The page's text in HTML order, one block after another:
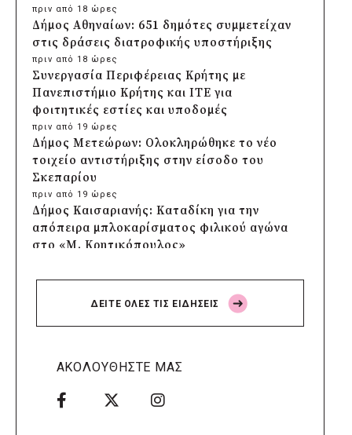
πριν από 18 ώρες
Δήμος Αθηναίων: 651 δημότες συμμετείχαν
στις δράσεις διατροφικής υποστήριξης
πριν από 18 ώρες
Συνεργασία Περιφέρειας Κρήτης με
Πανεπιστήμιο Κρήτης και ΙΤΕ για
φοιτητικές εστίες και υποδομές
πριν από 19 ώρες
Δήμος Μετεώρων: Ολοκληρώθηκε το νέο
τοιχείο αντιστήριξης στην είσοδο του
Σκεπαρίου
πριν από 19 ώρες
Δήμος Καισαριανής: Καταδίκη για την
απόπειρα μπλοκαρίσματος φιλικού αγώνα
στο «Μ. Κρητικόπουλος»
Δήμος Πειραιά: Νέες ασφαλτοστρώσεις
σε Α΄ και Β΄ Δημοτική Κοινότητα με
πριν από 19 ώρες
Αριστοτέλεια του Δήμου Αριστοτέλη
Δήμος Αγίου Βασιλείου:
Αποκαταστάθηκαν τα δίκτυα
ΔΕΙΤΕ ΟΛΕΣ ΤΙΣ ΕΙΔΗΣΕΙΣ
ΑΚΟΛΟΥΘΗΣΤΕ ΜΑΣ